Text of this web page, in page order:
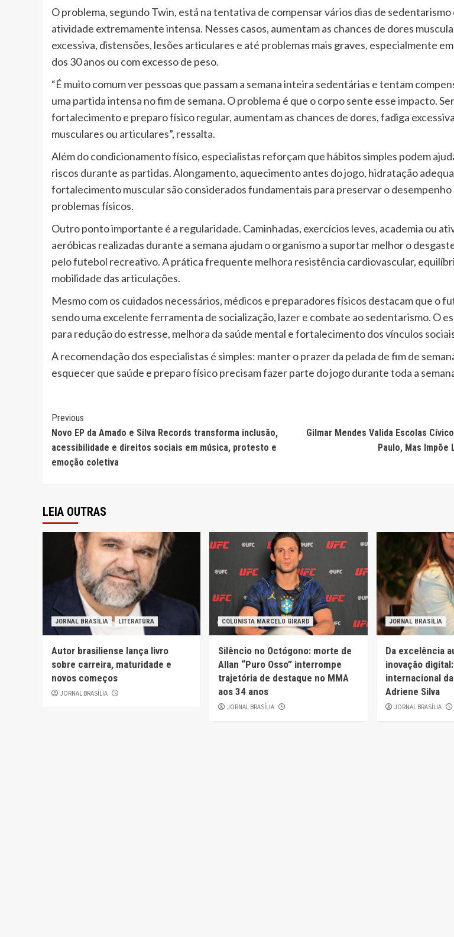
O problema, segundo Twin, está na tentativa de compensar vários dias de sedentarismo
atividade extremamente intensa. Nesses casos, aumentam as chances de dores
excessiva, distensões, lesões articulares e até problemas mais graves, especialmente
dos 30 anos ou com excesso de peso.
“É muito comum ver pessoas que passam a semana inteira sedentárias e tentam
uma partida intensa no fim de semana. O problema é que o corpo sente esse impacto.
fortalecimento e preparo físico regular, aumentam as chances de dores, fadiga
musculares ou articulares”, ressalta.
Além do condicionamento físico, especialistas reforçam que hábitos simples podem
riscos durante as partidas. Alongamento, aquecimento antes do jogo, hidratação
fortalecimento muscular são considerados fundamentais para preservar o
problemas físicos.
Outro ponto importante é a regularidade. Caminhadas, exercícios leves, academia ou
aeróbicas realizadas durante a semana ajudam o organismo a suportar melhor o
pelo futebol recreativo. A prática frequente melhora resistência cardiovascular,
mobilidade das articulações.
Mesmo com os cuidados necessários, médicos e preparadores físicos destacam que o
sendo uma excelente ferramenta de socialização, lazer e combate ao sedentarismo. O
para redução do estresse, melhora da saúde mental e fortalecimento dos vínculos
A recomendação dos especialistas é simples: manter o prazer da pelada de fim de
esquecer que saúde e preparo físico precisam fazer parte do jogo durante toda a
Continue
Reading
Previous
Novo EP da Amado e Silva Records transforma inclusão,
acessibilidade e direitos sociais em música, protesto e
emoção coletiva
Gilmar Mendes Valida Escolas
Paulo, Mas Impõe
LEIA OUTRAS
JORNAL BRASÍLIA LITERATURA
Autor brasiliense lança livro
sobre carreira, maturidade e
novos começos
JORNAL BRASÍLIA
COLUNISTA MARCELO GIRARD
Silêncio no Octógono: morte de
Allan “Puro Osso” interrompe
trajetória de destaque no MMA
aos 34 anos
JORNAL BRASÍLIA
JORNAL BRASÍLIA
Da excelência
inovação
internacional
Adriene Silva
JORNAL BRASÍLIA